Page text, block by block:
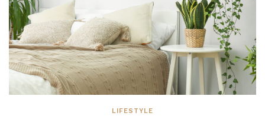
LIFESTYLE